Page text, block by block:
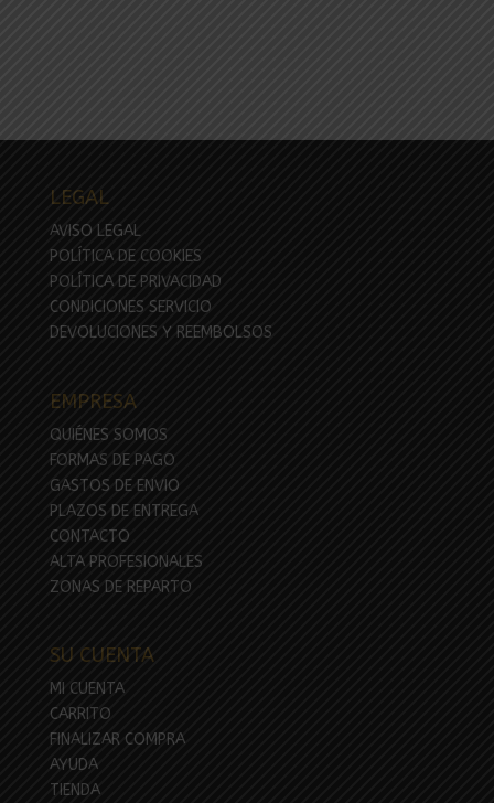
LEGAL
AVISO LEGAL
POLÍTICA DE COOKIES
POLÍTICA DE PRIVACIDAD
CONDICIONES SERVICIO
DEVOLUCIONES Y REEMBOLSOS
EMPRESA
QUIÉNES SOMOS
FORMAS DE PAGO
GASTOS DE ENVIO
PLAZOS DE ENTREGA
CONTACTO
ALTA PROFESIONALES
ZONAS DE REPARTO
SU CUENTA
MI CUENTA
CARRITO
FINALIZAR COMPRA
AYUDA
TIENDA